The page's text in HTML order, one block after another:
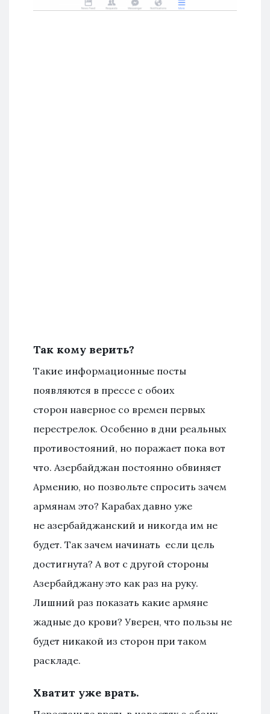
Так кому верить?
Такие информационные посты
появляются в прессе с обоих
сторон наверное со времен первых
перестрелок. Особенно в дни реальных
противостояний, но поражает пока вот
что. Азербайджан постоянно обвиняет
Армению, но позвольте спросить зачем
армянам это? Карабах давно уже
не азербайджанский и никогда им не
будет. Так зачем начинать если цель
достигнута? А вот с другой стороны
Азербайджану это как раз на руку.
Лишний раз показать какие армяне
жадные до крови? Уверен, что пользы не
будет никакой из сторон при таком
раскладе.
Хватит уже врать.